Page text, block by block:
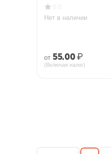
Нет в наличии
от 55.00₽
(Включая налог)